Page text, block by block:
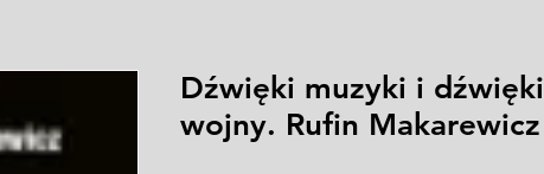
Dźwięki muzyki i dźwięki
wojny. Rufin Makarewicz